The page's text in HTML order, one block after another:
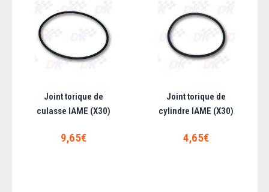
Ecrou de culasse IAME
Joint torique de
culasse IAME (X30)
9,65€
Joint torique de
cylindre IAME (X30)
4,65€